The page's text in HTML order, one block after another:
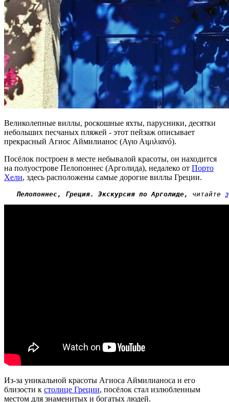
Великолепные виллы, роскошные яхты, парусники, десятки
небольших песчаных пляжей - этот пейзаж описывает
прекрасный Агиос Аймилианос (Αγιο Αιμιλιανό).
Посёлок построен в месте небывалой красоты, он находится
на полуострове Пелопоннес (Арголида), недалеко от Порто
Хели, здесь расположены самые дорогие виллы Греции.
   Пелопоннес, Греция. Экскурсия по Арголиде,
читайте
Из-за уникальной красоты Агиоса Аймилианоса и его
близости к столице Греции, посёлок стал излюбленным
местом для знаменитых и богатых людей.